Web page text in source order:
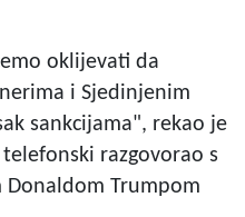
oklijevati da
i Sjedinjenim
sankcijama", rekao je
razgovorao s
Trumpom